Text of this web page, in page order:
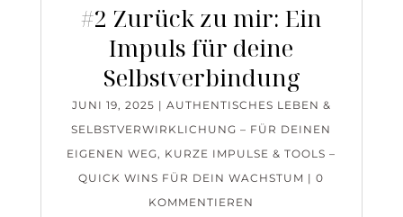
#2 Zurück zu mir: Ein
Impuls für deine
Selbstverbindung
JUNI 19, 2025 | AUTHENTISCHES LEBEN &
SELBSTVERWIRKLICHUNG – FÜR DEINEN
EIGENEN WEG, KURZE IMPULSE & TOOLS –
QUICK WINS FÜR DEIN WACHSTUM | 0
KOMMENTIEREN